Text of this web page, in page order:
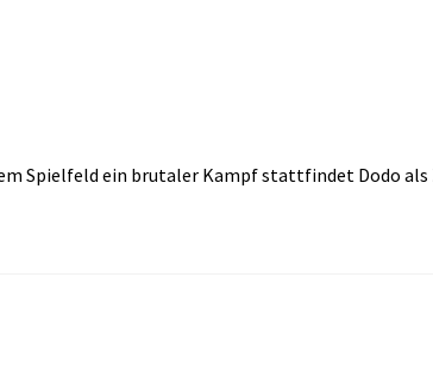
Spielfeld ein brutaler Kampf stattfindet Dodo